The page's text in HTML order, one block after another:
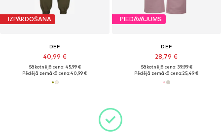
IZPĀRDOŠANA
DEF
40,99 €
Sākotnējā cena: 45,99 €
Pēdējā zemākā cena:40,99 €
PIEDĀVĀJUMS
DEF
28,79 €
Sākotnējā cena: 39,99 €
Pēdējā zemākā cena:25,49 €